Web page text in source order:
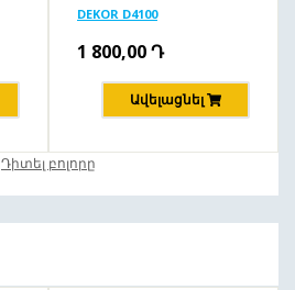
DEKOR D4100
1 800,00Դ
Ավելացնել
Դիտել բոլորը